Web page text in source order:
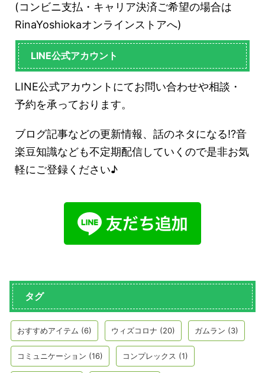
(コンビニ支払・キャリア決済ご希望の場合は
RinaYoshiokaオンラインストアへ)
LINE公式アカウント
LINE公式アカウントにてお問い合わせや相談・
予約を承っております。
ブログ記事などの更新情報、話のネタになる!?音
楽豆知識なども不定期配信していくので是非お気
軽にご登録ください♪
タグ
おすすめアイテム (6) ウィズコロナ (20) ガムラン (3)
コミュニケーション (16) コンプレックス (1)